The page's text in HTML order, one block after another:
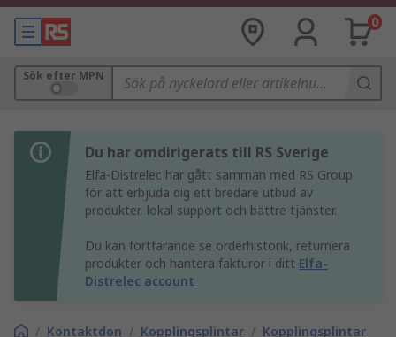
0
Sök efter MPN
Du har omdirigerats till RS Sverige
Elfa-Distrelec har gått samman med RS Group
för att erbjuda dig ett bredare utbud av
produkter, lokal support och bättre tjänster.
Du kan fortfarande se orderhistorik, returnera
produkter och hantera fakturor i ditt Elfa-
Distrelec account
/ Kontaktdon / Kopplingsplintar / Kopplingsplintar